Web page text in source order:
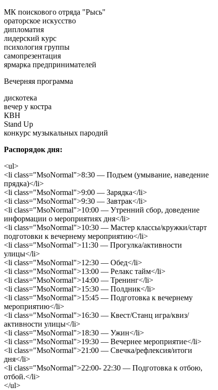
МК поискового отряда "Рысь"
ораторское искусство
дипломатия
лидерский курс
психология группы
самопрезентация
ярмарка предпринимателей
Вечерняя программа
дискотека
вечер у костра
КВН
Stand Up
конкурс музыкальных пародий
Распорядок дня:
<ul>
<li class="MsoNormal">8:30 — Подъем (умывание, наведение
прядка)</li>
<li class="MsoNormal">9:00 — Зарядка</li>
<li class="MsoNormal">9:30 — Завтрак</li>
<li class="MsoNormal">10:00 — Утренний сбор, доведение
информации о мероприятиях дня</li>
<li class="MsoNormal">10:30 — Мастер классы/кружки/старт
подготовки к вечернему мероприятию</li>
<li class="MsoNormal">11:30 — Прогулка/активности
улицы</li>
<li class="MsoNormal">12:30 — Обед</li>
<li class="MsoNormal">13:00 — Релакс тайм</li>
<li class="MsoNormal">14:00 — Тренинг</li>
<li class="MsoNormal">15:30 — Полдник</li>
<li class="MsoNormal">15:45 — Подготовка к вечернему
мероприятию</li>
<li class="MsoNormal">16:30 — Квест/Станц игра/квиз/
активности улицы</li>
<li class="MsoNormal">18:30 — Ужин</li>
<li class="MsoNormal">19:30 — Вечернее мероприятие</li>
<li class="MsoNormal">21:00 — Свечка/рефлексия/итоги
дня</li>
<li class="MsoNormal">22:00- 22:30 — Подготовка к отбою,
отбой.</li>
</ul>